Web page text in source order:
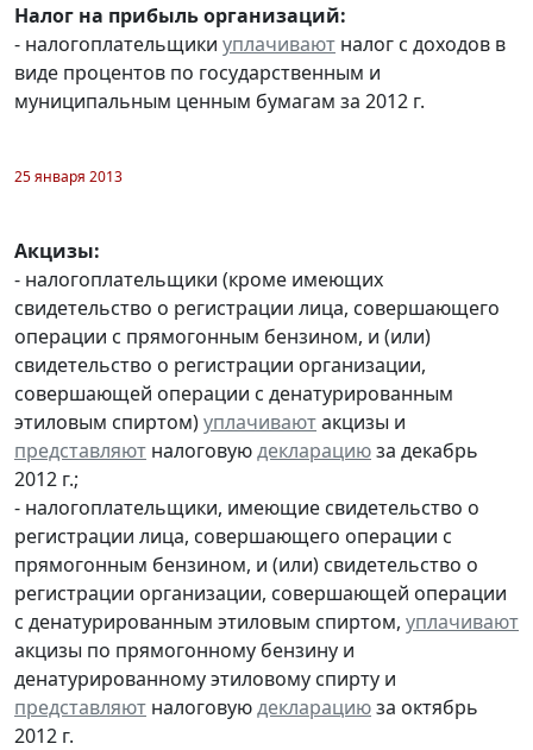
Налог на прибыль организаций:
- налогоплательщики уплачивают налог с доходов в
виде процентов по государственным и
муниципальным ценным бумагам за 2012 г.
25 января 2013
Акцизы:
- налогоплательщики (кроме имеющих
свидетельство о регистрации лица, совершающего
операции с прямогонным бензином, и (или)
свидетельство о регистрации организации,
совершающей операции с денатурированным
этиловым спиртом)уплачиваютакцизы и
представляют налоговуюдекларациюза декабрь
2012 г.;
- налогоплательщики, имеющие свидетельство о
регистрации лица, совершающего операции с
прямогонным бензином, и (или) свидетельство о
регистрации организации, совершающей операции
с денатурированным этиловым спиртом, уплачивают
акцизы по прямогонному бензину и
денатурированному этиловому спирту и
представляют налоговуюдекларациюза октябрь
2012 г.